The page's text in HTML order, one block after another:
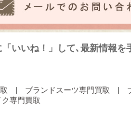
いいね！」して､最新情報を
ブランドスーツ専門買取
専門買取